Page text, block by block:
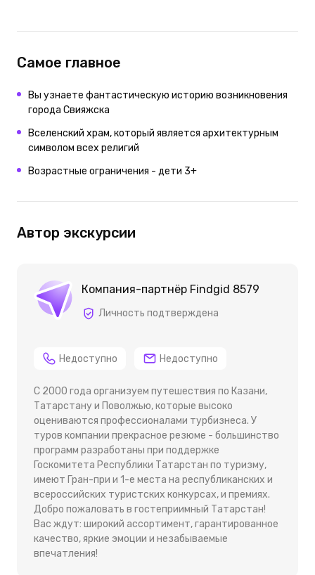
Самое главное
Вы узнаете фантастическую историю возникновения
города Свияжска
Вселенский храм, который является архитектурным
символом всех религий
Возрастные ограничения - дети 3+
Автор экскурсии
Компания-партнёр Findgid 8579
Личность подтверждена
Недоступно Недоступно
С 2000 года организуем путешествия по Казани,
Татарстану и Поволжью, которые высоко
оцениваются профессионалами турбизнеса. У
туров компании прекрасное резюме - большинство
программ разработаны при поддержке
Госкомитета Республики Татарстан по туризму,
имеют Гран-при и 1-е места на республиканских и
всероссийских туристских конкурсах, и премиях.
Добро пожаловать в гостеприимный Татарстан!
Вас ждут: широкий ассортимент, гарантированное
качество, яркие эмоции и незабываемые
впечатления!